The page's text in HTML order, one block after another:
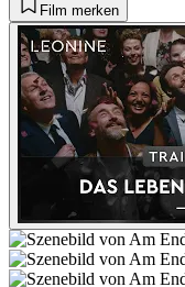
Film merken